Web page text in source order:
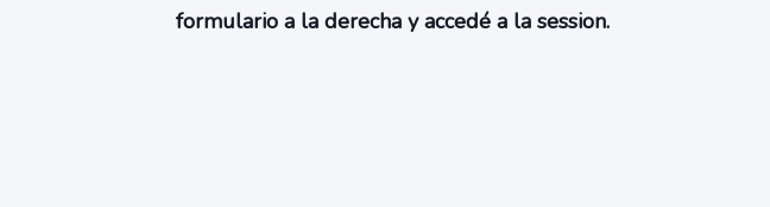
formulario a la derecha y accedé a la session.